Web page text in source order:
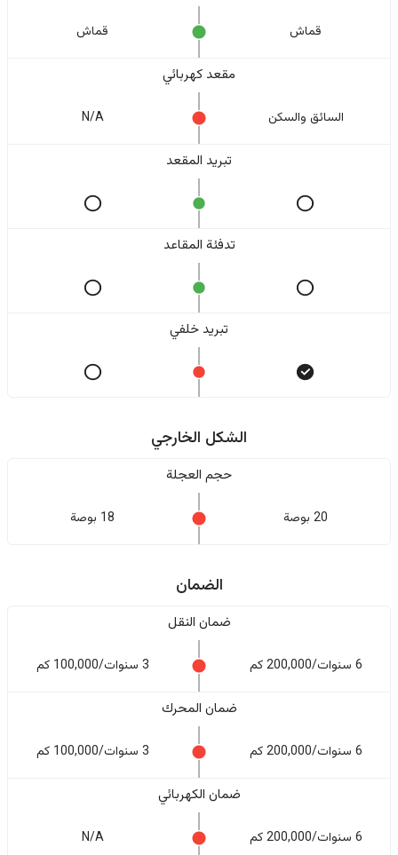
قماش قماش
مقعد كهربائي
السائق والسکن N/A
تبريد المقعد
تدفئة المقاعد
تبريد خلفي
الشكل الخارجي
حجم العجلة
20 بوصة 18 بوصة
الضمان
ضمان النقل
6 سنوات/200,000 كم 3 سنوات/100,000 كم
ضمان المحرك
6 سنوات/200,000 كم 3 سنوات/100,000 كم
ضمان الكهربائي
6 سنوات/200,000 كم N/A